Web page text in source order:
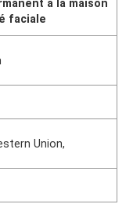
à la maison
faciale
Union,